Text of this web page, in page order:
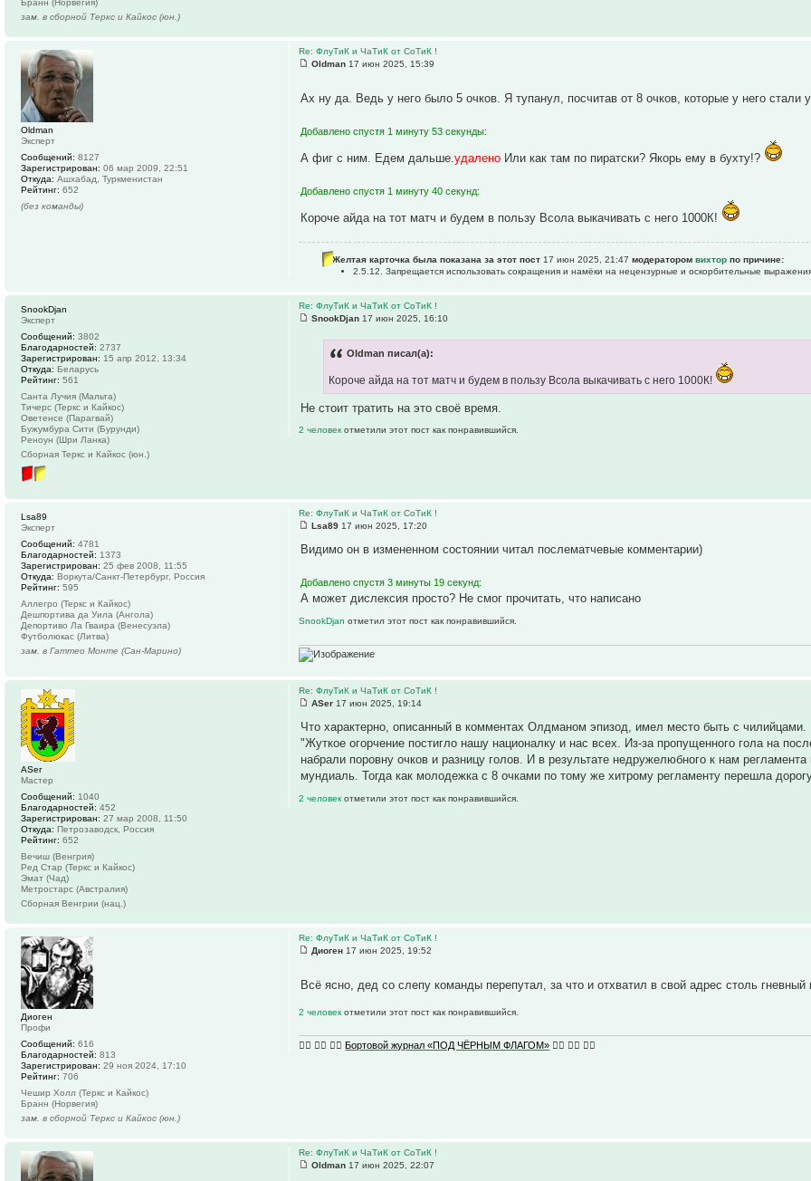
Бранн (Норвегия)
зам. в сборной Теркс и Кайкос (юн.)
Re: ФлуТиК и ЧаТиК от СоТиК !
Oldman 17 июн 2025, 15:39
Ах ну да. Ведь у него было 5 очков. Я тупанул, посчитав от 8 очков, которые у него
Добавлено спустя 1 минуту 53 секунды:
А фиг с ним. Едем дальше.удалено Или как там по пиратски? Якорь ему в бухту!?
Добавлено спустя 1 минуту 40 секунд:
Короче айда на тот матч и будем в пользу Всола выкачивать с него 1000К!
Желтая карточка была показана за этот пост 17 июн 2025, 21:47 модераторомвихтор по причине:
2.5.12. Запрещается использовать сокращения и намёки на нецензурные и оскорбительные
Oldman
Эксперт
Сообщений: 8127
Зарегистрирован: 06 мар 2009, 22:51
Откуда: Ашхабад, Туркменистан
Рейтинг: 652
(без команды)
Re: ФлуТиК и ЧаТиК от СоТиК !
SnookDjan 17 июн 2025, 16:10
Oldman писал(а):
Короче айда на тот матч и будем в пользу Всола выкачивать с него 1000К!
Не стоит тратить на это своё время.
2 человекотметили этот пост как понравившийся.
SnookDjan
Эксперт
Сообщений: 3802
Благодарностей: 2737
Зарегистрирован: 15 апр 2012, 13:34
Откуда: Беларусь
Рейтинг: 561
Санта Лучия (Мальта)
Тичерс (Теркс и Кайкос)
Оветенсе (Парагвай)
Бужумбура Сити (Бурунди)
Реноун (Шри Ланка)
Сборная Теркс и Кайкос (юн.)
Re: ФлуТиК и ЧаТиК от СоТиК !
Lsa89 17 июн 2025, 17:20
Видимо он в измененном состоянии читал послематчевые комментарии)
Добавлено спустя 3 минуты 19 секунд:
А может дислексия просто? Не смог прочитать, что написано
SnookDjanотметил этот пост как понравившийся.
Lsa89
Эксперт
Сообщений: 4781
Благодарностей: 1373
Зарегистрирован: 25 фев 2008, 11:55
Откуда: Воркута/Санкт-Петербург, Россия
Рейтинг: 595
Аллегро (Теркс и Кайкос)
Дешпортива да Уила (Ангола)
Депортиво Ла Гваира (Венесуэла)
Футболюкас (Литва)
зам. в Гаттео Монте (Сан-Марино)
Re: ФлуТиК и ЧаТиК от СоТиК !
ASer 17 июн 2025, 19:14
Что характерно, описанный в комментах Олдманом эпизод, имел место быть с чилийцами.
"Жуткое огорчение постигло нашу националку и нас всех. Из-за пропущенного гола на
набрали поровну очков и разницу голов. И в результате недружелюбного к нам
мундиаль. Тогда как молодежка с 8 очками по тому же хитрому регламенту перешла
2 человекотметили этот пост как понравившийся.
ASer
Мастер
Сообщений: 1040
Благодарностей: 452
Зарегистрирован: 27 мар 2008, 11:50
Откуда: Петрозаводск, Россия
Рейтинг: 652
Вечиш (Венгрия)
Ред Стар (Теркс и Кайкос)
Эмат (Чад)
Метростарс (Австралия)
Сборная Венгрии (нац.)
Re: ФлуТиК и ЧаТиК от СоТиК !
Диоген 17 июн 2025, 19:52
Всё ясно, дед со слепу команды перепутал, за что и отхватил в свой адрес столь
2 человекотметили этот пост как понравившийся.
🏴‍☠️ 🏴‍☠️ 🏴‍☠️Бортовой журнал «ПОД ЧЁРНЫМ ФЛАГОМ» 🏴‍☠️ 🏴‍☠️ 🏴‍☠️
Диоген
Профи
Сообщений: 616
Благодарностей: 813
Зарегистрирован: 29 ноя 2024, 17:10
Рейтинг: 706
Чешир Холл (Теркс и Кайкос)
Бранн (Норвегия)
зам. в сборной Теркс и Кайкос (юн.)
Re: ФлуТиК и ЧаТиК от СоТиК !
Oldman 17 июн 2025, 22:07